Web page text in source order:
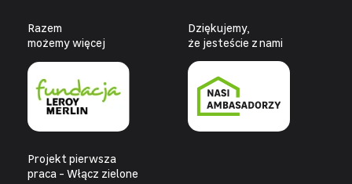
Razem
możemy więcej
Dziękujemy,
że jesteście z nami
Projekt pierwsza
praca - Włącz zielone